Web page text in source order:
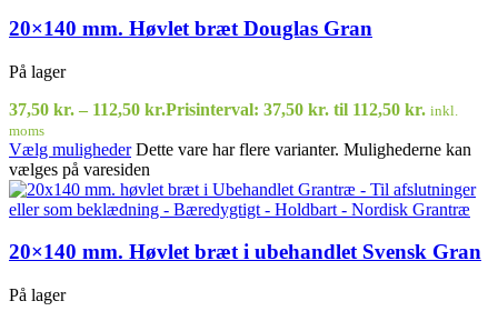
20×140 mm. Høvlet bræt Douglas Gran
På lager
37,50 kr. – 112,50 kr.Prisinterval: 37,50 kr. til 112,50 kr. inkl.
moms
Vælg muligheder Dette vare har flere varianter. Mulighederne kan
vælges på varesiden
20×140 mm. Høvlet bræt i ubehandlet Svensk Gran
På lager